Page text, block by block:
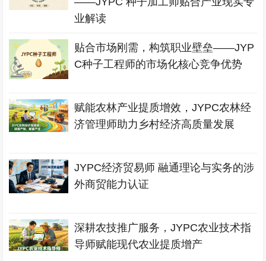
业解读
贴合市场刚需，构筑职业壁垒——JYP
C种子工程师的市场化核心竞争优势
赋能农林产业提质增效，JYPC农林经
济管理师助力乡村经济高质量发展
JYPC经济贸易师 融通理论与实务的涉
外商贸能力认证
深耕农技推广服务，JYPC农业技术指
导师赋能现代农业提质增产